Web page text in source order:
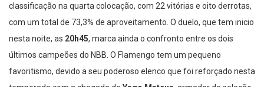
classificação na quarta colocação, com 22 vitórias e oito derrotas,
com um total de 73,3% de aproveitamento. O duelo, que tem inicio
nesta noite, as 20h45, marca ainda o confronto entre os dois
últimos campeões do NBB. O Flamengo tem um pequeno
favoritismo, devido a seu poderoso elenco que foi reforçado nesta